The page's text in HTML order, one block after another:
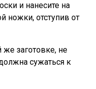
и нанесите на
ножки, отступив от
же заготовке, не
сужаться к